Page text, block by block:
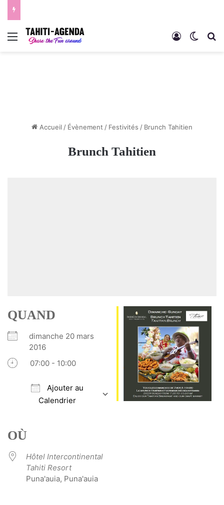
Menu Connexion
Accueil / Évènement / Festivités / Brunch Tahitien
Brunch Tahitien
QUAND
dimanche 20 mars
2016
07:00 - 10:00
Ajouter au
Calendrier
OÙ
Hôtel Intercontinental
Tahiti Resort
Puna'auia, Puna'auia